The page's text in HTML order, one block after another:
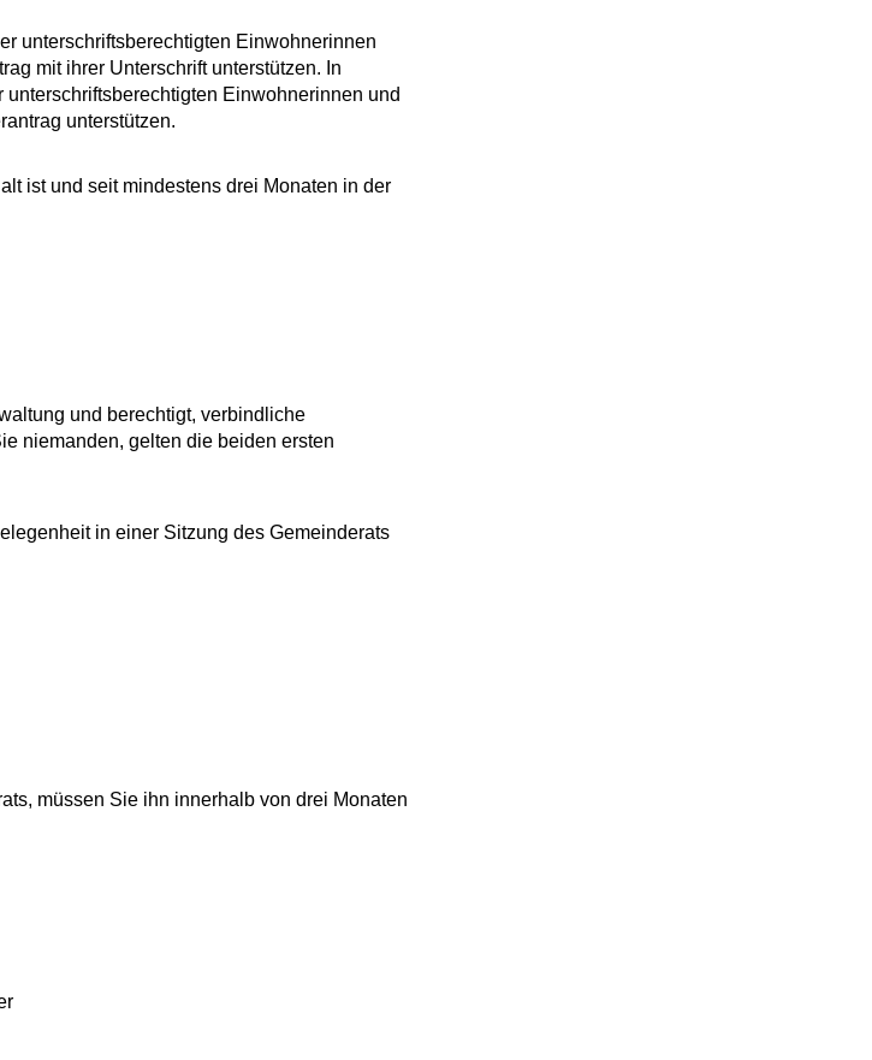
unterschriftsberechtigten Einwohnerinnen
mit ihrer Unterschrift unterstützen. In
Einwohnerinnen und
unterstützen.
ist und seit mindestens drei Monaten in der
und berechtigt, verbindliche
niemanden, gelten die beiden ersten
in einer Sitzung des Gemeinderats
müssen Sie ihn innerhalb von drei Monaten